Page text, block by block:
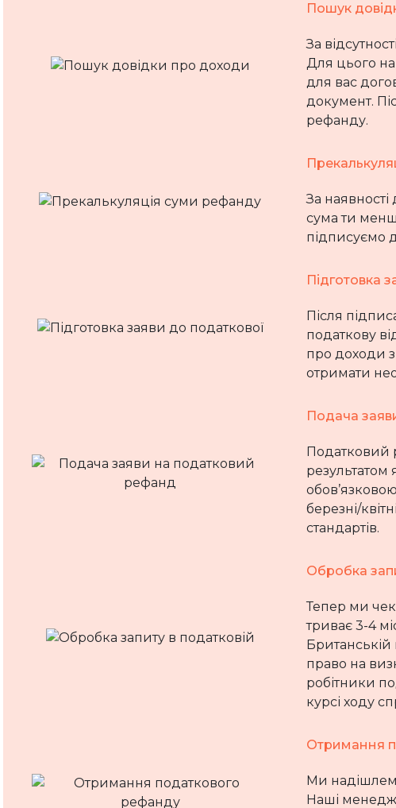
Пошук
За
Для цього
для вас
документ.
рефанду.
За
сума ти
підписуємо
Підготовка
Після
податкову
про доходи
отримати
Подача
Податковий
результатом
березні/
стандартів.
Обробка
Тепер ми
триває 3-4
Британській
право на
робітники
курсі ходу
Отримання
Ми
Наші